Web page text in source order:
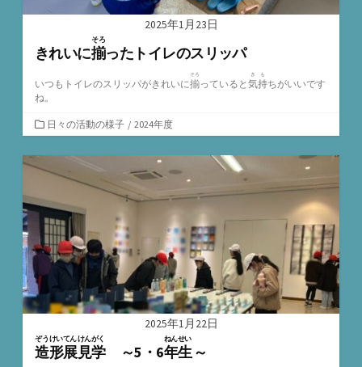
2025年1月23日
きれいに揃
そろ
ったトイレのスリッパ
いつもトイレのスリッパがきれいに揃
そろ
っていると 気持
きも
ちがいいです
ね。
カ
テ
ゴ
リ
日々の活動の様子 / 2024年度
2025年1月22日
造形展
ぞうけいてん
見学
けんがく
～5・6年生
ねんせい
～